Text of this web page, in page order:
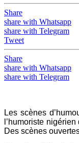
Share
share with Whatsapp
share with Telegram
Tweet
Share
share with Whatsapp
share with Telegram
Les scènes
l’humoriste
Des scènes